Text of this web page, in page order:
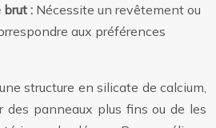
: Nécessite un revêtement ou
aux préférences
structure en silicate de calcium,
des panneaux plus fins ou de les